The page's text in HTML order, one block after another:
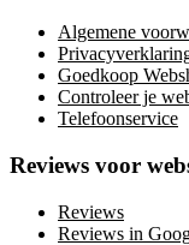
Algemene
Goedkoop
Controleer je
Telefoonservice
Reviews voor
Reviews
Reviews in